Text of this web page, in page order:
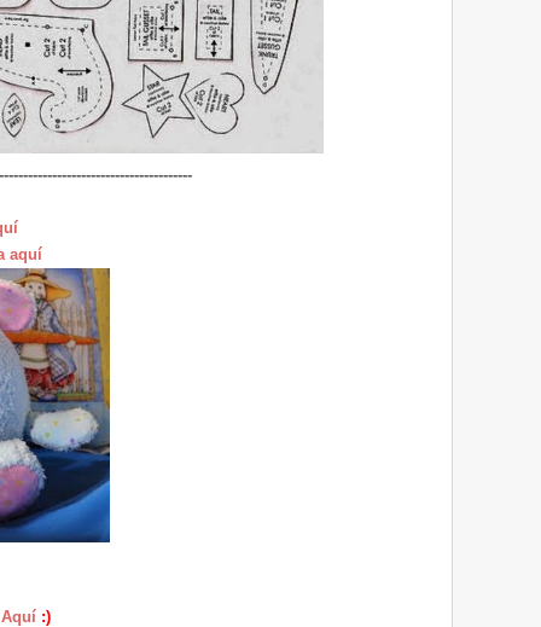
aquí
:)